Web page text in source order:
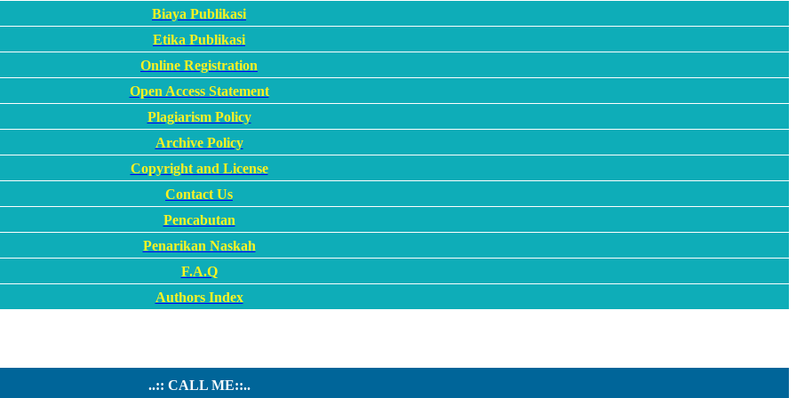
Biaya Publikasi
Etika Publikasi
Online Registration
Open Access Statement
Plagiarism Policy
Archive Policy
Copyright and License
Contact Us
Pencabutan
Penarikan Naskah
F.A.Q
Authors Index
..:: CALL ME::..